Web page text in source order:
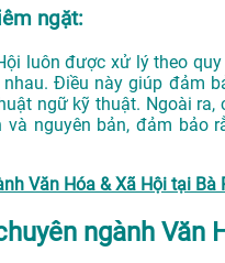
ngặt:
luôn được xử lý theo
Điều này giúp đảm
ngữ kỹ thuật. Ngoài
nguyên bản, đảm bảo
Văn Hóa & Xã Hội tại Bà
ngành Văn